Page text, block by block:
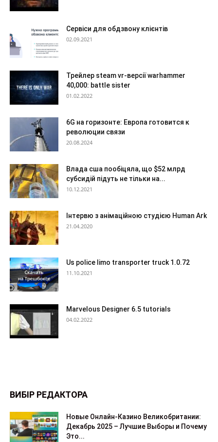
Сервіси для обдзвону клієнтів
02.09.2021
Трейлер steam vr-версії warhammer
40,000: battle sister
01.02.2022
6G на горизонте: Европа готовится к
революции связи
20.08.2024
Влада сша пообіцяла, що $52 млрд
субсидій підуть не тільки на...
10.12.2021
Інтервю з анімаційною студією Human Ark
21.04.2020
Us police limo transporter truck 1.0.72
11.10.2021
Marvelous Designer 6.5 tutorials
04.02.2022
ВИБІР РЕДАКТОРА
Новые Онлайн-Казино Великобритании:
Декабрь 2025 – Лучшие Выборы и Почему
Это...